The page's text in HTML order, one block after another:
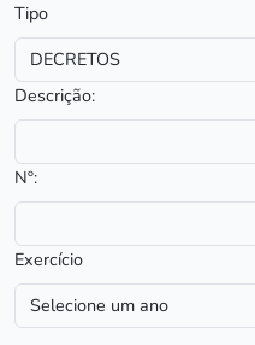
Tipo
Descrição:
Nº:
Exercício